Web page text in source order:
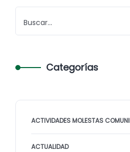
Categorías
ACTIVIDADES MOLESTAS
ACTUALIDAD